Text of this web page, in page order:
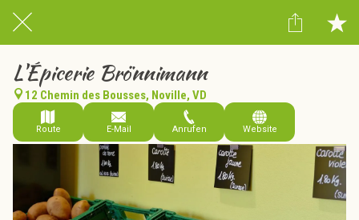
L'Épicerie Brönnimann
12 Chemin des Bousses, Noville, VD
Route E-Mail Anrufen Website